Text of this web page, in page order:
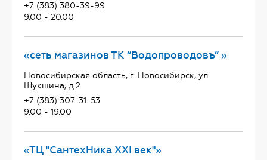
+7 (383) 380-39-99
9.00 - 20.00
«сеть магазинов ТК “Водопроводовъ” »
Новосибирская область, г. Новосибирск, ул.
Шукшина, д.2
+7 (383) 307-31-53
9.00 - 19.00
«ТЦ "СантехНика ХХI век"»